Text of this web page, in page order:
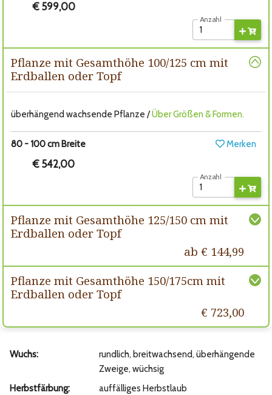
€ 599,00
Anzahl
Pflanze mit Gesamthöhe 100/125 cm mit
Erdballen oder Topf
überhängend wachsende Pflanze /Über Größen & Formen.
80 - 100 cm Breite Merken
€ 542,00
Anzahl
Pflanze mit Gesamthöhe 125/150 cm mit
Erdballen oder Topf
ab € 144,99
Pflanze mit Gesamthöhe 150/175cm mit
Erdballen oder Topf
€ 723,00
Wuchs:
rundlich, breitwachsend, überhängende
Zweige, wüchsig
Herbstfärbung:
auffälliges Herbstlaub